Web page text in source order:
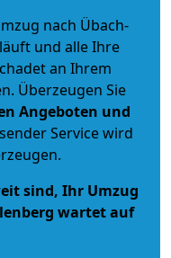
nach Übach-
und alle Ihre
an Ihrem
Überzeugen Sie
Angeboten und
Service wird
sind, Ihr Umzug
wartet auf